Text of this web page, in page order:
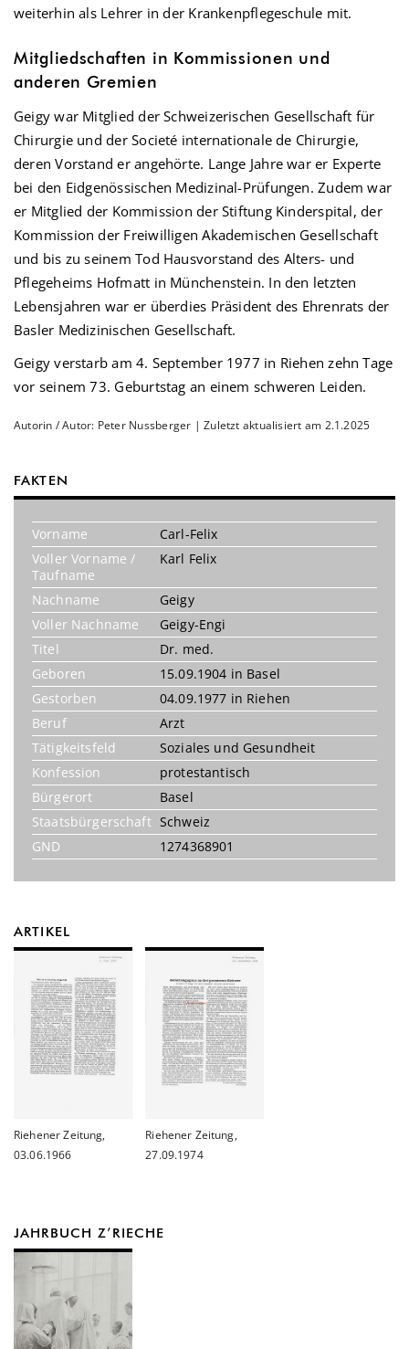
weiterhin als Lehrer in der Krankenpflegeschule mit.
Mitgliedschaften in Kommissionen und
anderen Gremien
Geigy war Mitglied der Schweizerischen Gesellschaft für
Chirurgie und der Societé internationale de Chirurgie,
deren Vorstand er angehörte. Lange Jahre war er Experte
bei den Eidgenössischen Medizinal-Prüfungen. Zudem war
er Mitglied der Kommission der Stiftung Kinderspital, der
Kommission der Freiwilligen Akademischen Gesellschaft
und bis zu seinem Tod Hausvorstand des Alters- und
Pflegeheims Hofmatt in Münchenstein. In den letzten
Lebensjahren war er überdies Präsident des Ehrenrats der
Basler Medizinischen Gesellschaft.
Geigy verstarb am 4. September 1977 in Riehen zehn Tage
vor seinem 73. Geburtstag an einem schweren Leiden.
Autorin / Autor: Peter Nussberger | Zuletzt aktualisiert am 2.1.2025
FAKTEN
Vorname
Carl-Felix
Voller Vorname /
Taufname
Karl Felix
Nachname
Geigy
Voller Nachname
Geigy-Engi
Titel
Dr. med.
Geboren
15.09.1904 in Basel
Gestorben
04.09.1977 in Riehen
Beruf
Arzt
Tätigkeitsfeld
Soziales und Gesundheit
Konfession
protestantisch
Bürgerort
Basel
Staatsbürgerschaft Schweiz
GND
1274368901
ARTIKEL
Riehener Zeitung,
03.06.1966
Riehener Zeitung,
27.09.1974
JAHRBUCH Z’RIECHE